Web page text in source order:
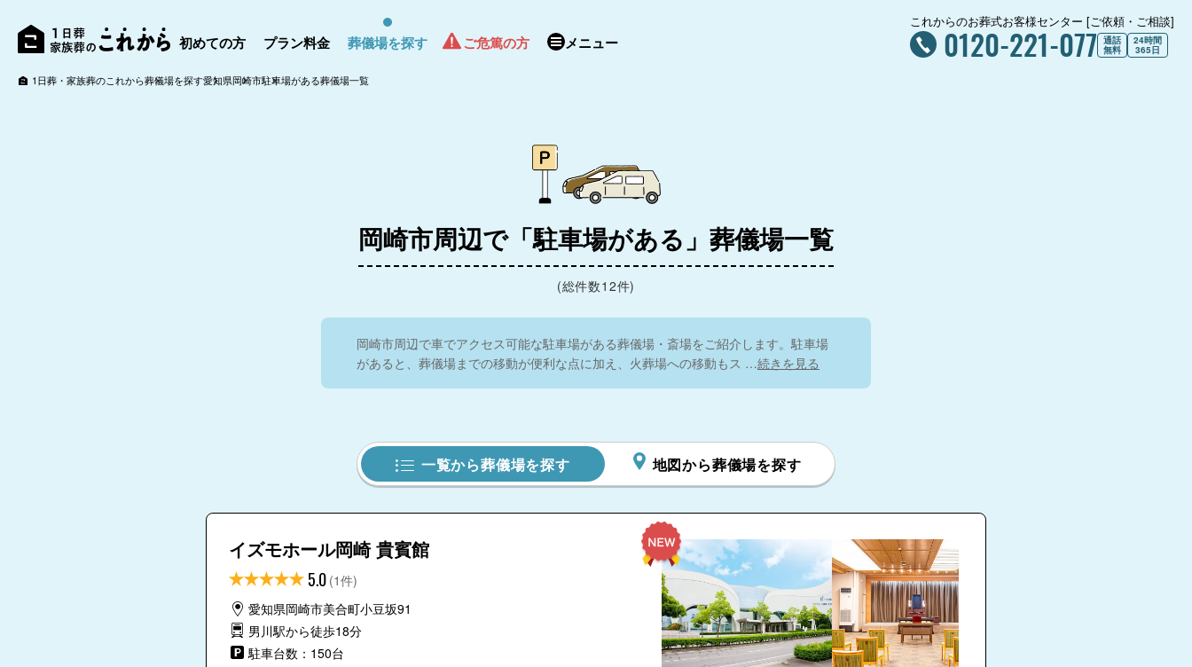
初めての方 プラン料金 葬儀場を探す ご危篤の方 メニュー
これからのお葬式お客様センター [ご依頼・ご相談]
0120-221-077 通話
無料
24時間
365日
1日葬・家族葬のこれから葬儀場を探す愛知県岡崎市駐車場がある葬儀場一覧
岡崎市周辺で「駐車場がある」葬儀場一覧
(総件数12件)
岡崎市周辺で車でアクセス可能な駐車場がある葬儀場・斎場をご紹介します。駐車場
があると、葬儀場までの移動が便利な点に加え、火葬場への移動もス …続きを見る
一覧から葬儀場を探す 地図から葬儀場を探す
イズモホール岡崎 貴賓館
5.0 (1件)
愛知県岡崎市美合町小豆坂91
男川駅から徒歩18分
駐車台数：150台
半田斎場
知多斎場